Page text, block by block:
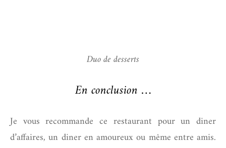
Duo de desserts
En conclusion …
Je vous recommande ce restaurant pour un diner
d’affaires, un diner en amoureux ou même entre amis.